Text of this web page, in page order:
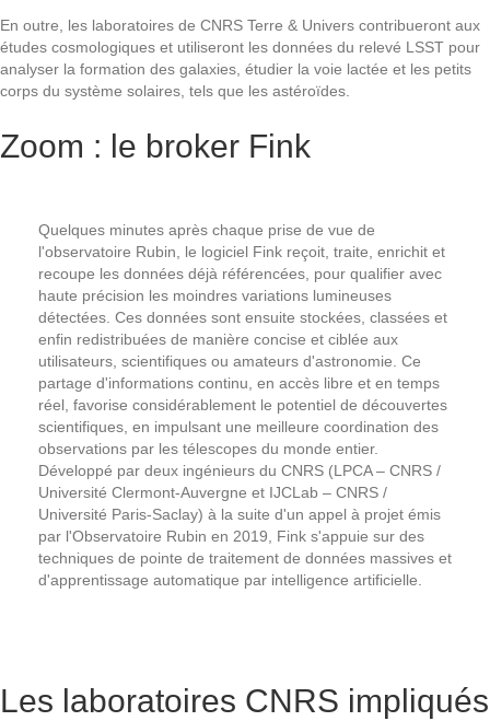
En outre, les laboratoires de CNRS Terre & Univers contribueront aux
études cosmologiques et utiliseront les données du relevé LSST pour
analyser la formation des galaxies, étudier la voie lactée et les petits
corps du système solaires, tels que les astéroïdes.
Zoom : le broker Fink
Quelques minutes après chaque prise de vue de
l'observatoire Rubin, le logiciel Fink reçoit, traite, enrichit et
recoupe les données déjà référencées, pour qualifier avec
haute précision les moindres variations lumineuses
détectées. Ces données sont ensuite stockées, classées et
enfin redistribuées de manière concise et ciblée aux
utilisateurs, scientifiques ou amateurs d'astronomie. Ce
partage d'informations continu, en accès libre et en temps
réel, favorise considérablement le potentiel de découvertes
scientifiques, en impulsant une meilleure coordination des
observations par les télescopes du monde entier.
Développé par deux ingénieurs du CNRS (LPCA – CNRS /
Université Clermont-Auvergne et IJCLab – CNRS /
Université Paris-Saclay) à la suite d'un appel à projet émis
par l'Observatoire Rubin en 2019, Fink s'appuie sur des
techniques de pointe de traitement de données massives et
d'apprentissage automatique par intelligence artificielle.
Les laboratoires CNRS impliqués